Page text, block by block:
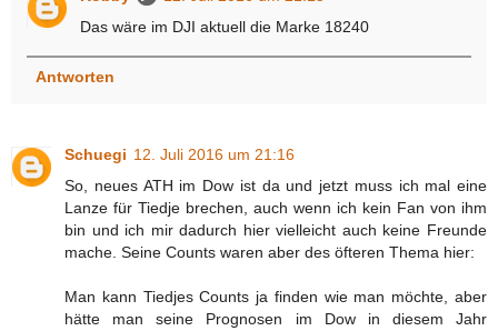
Das wäre im DJI aktuell die Marke 18240
Antworten
Schuegi 12. Juli 2016 um 21:16
So, neues ATH im Dow ist da und jetzt muss ich mal eine
Lanze für Tiedje brechen, auch wenn ich kein Fan von ihm
bin und ich mir dadurch hier vielleicht auch keine Freunde
mache. Seine Counts waren aber des öfteren Thema hier:
Man kann Tiedjes Counts ja finden wie man möchte, aber
hätte man seine Prognosen im Dow in diesem Jahr